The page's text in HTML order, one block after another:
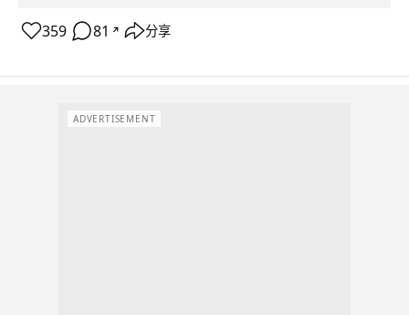
359 81 ↗ 分享
ADVERTISEMENT